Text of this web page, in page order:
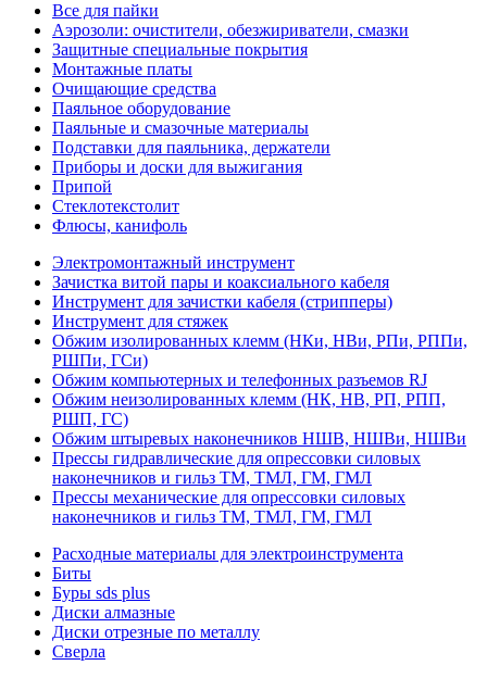
Все для пайки
Аэрозоли: очистители, обезжириватели, смазки
Защитные специальные покрытия
Монтажные платы
Очищающие средства
Паяльное оборудование
Паяльные и смазочные материалы
Подставки для паяльника, держатели
Приборы и доски для выжигания
Припой
Стеклотекстолит
Флюсы, канифоль
Электромонтажный инструмент
Зачистка витой пары и коаксиального кабеля
Инструмент для зачистки кабеля (стрипперы)
Инструмент для стяжек
Обжим изолированных клемм (НКи, НВи, РПи, РППи,
РШПи, ГСи)
Обжим компьютерных и телефонных разъемов RJ
Обжим неизолированных клемм (НК, НВ, РП, РПП,
РШП, ГС)
Обжим штыревых наконечников НШВ, НШВи, НШВи
Прессы гидравлические для опрессовки силовых
наконечников и гильз ТМ, ТМЛ, ГМ, ГМЛ
Прессы механические для опрессовки силовых
наконечников и гильз ТМ, ТМЛ, ГМ, ГМЛ
Расходные материалы для электроинструмента
Биты
Буры sds plus
Диски алмазные
Диски отрезные по металлу
Сверла